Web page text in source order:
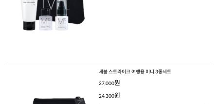
세붐 스트라이크 여행용 미니 3종세트
27,000원
24,300원